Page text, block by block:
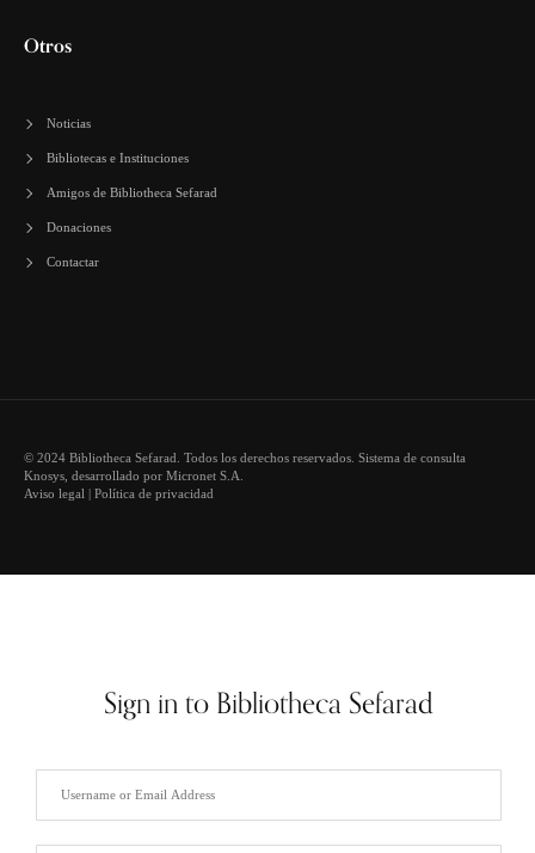
Otros
Noticias
Bibliotecas e Instituciones
Amigos de Bibliotheca Sefarad
Donaciones
Contactar
© 2024 Bibliotheca Sefarad. Todos los derechos reservados. Sistema de consulta
Knosys , desarrollado por Micronet S.A.
Aviso legal | Política de privacidad
Sign in to Bibliotheca Sefarad